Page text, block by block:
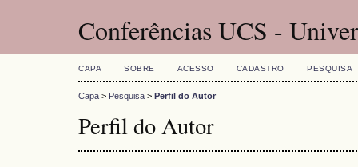
Conferências UCS -
CAPA SOBRE ACESSO CADASTRO PESQUISA
Capa > Pesquisa > Perfil do Autor
Perfil do Autor